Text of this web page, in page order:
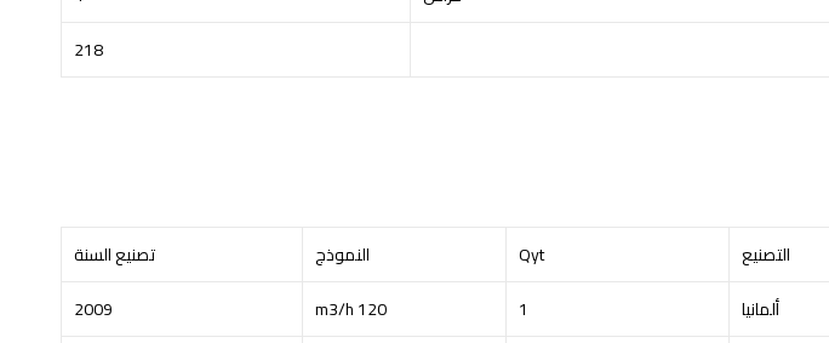
218
التصنيع Qyt النموذج
تصنيع السنة
ألمانيا 1
120 m3/h
2009